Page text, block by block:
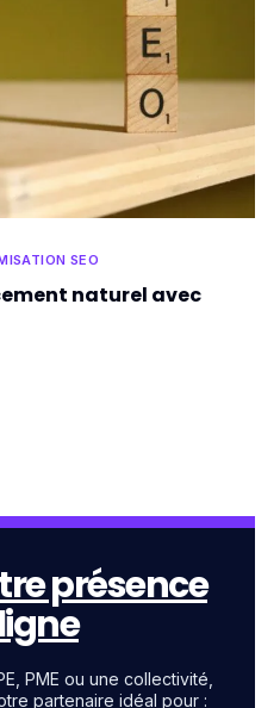
SEO
naturel avec
présence
PME ou une collectivité,
partenaire idéal pour :